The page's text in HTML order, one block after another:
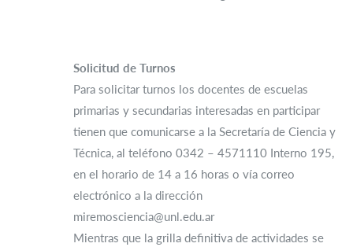
Solicitud de Turnos
Para solicitar turnos los docentes de escuelas
primarias y secundarias interesadas en participar
tienen que comunicarse a la Secretaría de Ciencia y
Técnica, al teléfono 0342 – 4571110 Interno 195,
en el horario de 14 a 16 horas o vía correo
electrónico a la dirección
miremosciencia@unl.edu.ar
Mientras que la grilla definitiva de actividades se